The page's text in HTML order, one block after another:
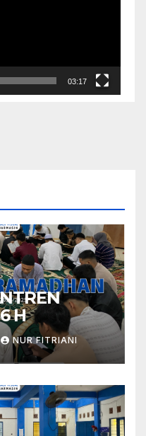
03:17
H
NUR FITRIANI